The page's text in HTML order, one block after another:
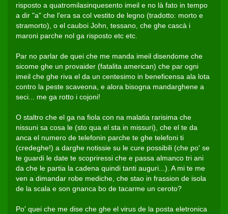
risposto a quatromilasinquesento imeil e no là fato in tempo
a dir "a" che l'era sa col vestito de legno (tradotto: morto e
stramorto), o el cauboi John, tessano, che ghe cascà i
maroni parche nol ga risposto etc etc.
Par no parlar de quei che me manda imeil disendome che
sicome ghe un provaider (fatalita american) che par ogni
imeil che ghe riva el da un centesimo in beneficensa ala lota
contro la peste scaveona, e alora bisogna mandarghene a
seci... me ga rotto i cojoni!
O staltro che el ga na fiola con na malatia rarisima che
nissuni sa cosa le (sto qua el sta in missuri), che el te da
anca el numero de telefonin parche te ghe telefoni ti
(credeghe!) a darghe notissie su le cure possibili (che po' se
te guardi le date te scopriressi che e passa almanco tri ani
da che le partia la cadena quindi tanti auguri...). A mi te me
ven a dimandar robe mediche, che stao in frassion de isola
de la scala e son gnanca bo de tacarme un ceroto?
Po' quei che me dise che ghe el virus de la posta eletronica